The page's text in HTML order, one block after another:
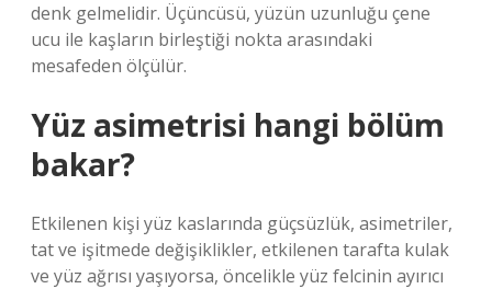
denk gelmelidir. Üçüncüsü, yüzün uzunluğu çene
ucu ile kaşların birleştiği nokta arasındaki
mesafeden ölçülür.
Yüz asimetrisi hangi bölüm
bakar?
Etkilenen kişi yüz kaslarında güçsüzlük, asimetriler,
tat ve işitmede değişiklikler, etkilenen tarafta kulak
ve yüz ağrısı yaşıyorsa, öncelikle yüz felcinin ayırıcı